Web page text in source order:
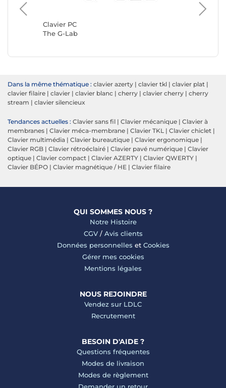
Clavier PC
The G-Lab
Clavier
Dans la même thématique : clavier azerty | clavier tkl | clavier plat |
clavier filaire | clavier | clavier blanc | cherry | clavier cherry | cherry
stream | clavier silencieux
Tendances actuelles : Clavier sans fil | Clavier mécanique | Clavier à
membranes | Clavier méca-membrane | Clavier TKL | Clavier chiclet |
Clavier multimédia | Clavier bureautique | Clavier ergonomique |
Clavier RGB | Clavier rétroéclairé | Clavier pavé numérique | Clavier
optique | Clavier compact | Clavier AZERTY | Clavier QWERTY |
Clavier BÉPO | Clavier magnétique / HE | Clavier filaire
QUI SOMMES NOUS ?
Notre Histoire
CGV/ Avis clients
Données personnelles et Cookies
Gérer mes cookies
Mentions légales
NOUS REJOINDRE
Vendez sur LDLC
Recrutement
BESOIN D'AIDE ?
Questions fréquentes
Modes de livraison
Modes de règlement
Demander un retour